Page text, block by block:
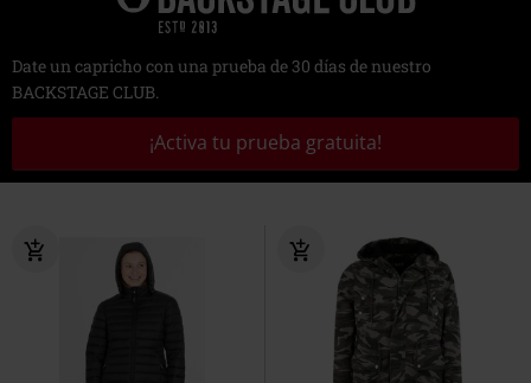
Date un capricho con una prueba de 30 días de nuestro
BACKSTAGE CLUB.
¡Activa tu prueba gratuita!